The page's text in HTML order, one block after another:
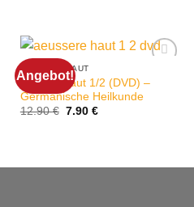
Angebot!
ÄUSSERE HAUT
Äußere Haut 1/2 (DVD) –
Germanische Heilkunde
12.90€ Ursprünglicher
7.90 €Aktueller